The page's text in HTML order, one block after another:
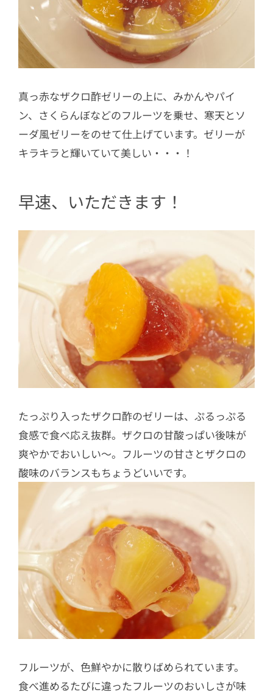
真っ赤なザクロ酢ゼリーの上に、みかんやパイ
ン、さくらんぼなどのフルーツを乗せ、寒天とソ
ーダ風ゼリーをのせて仕上げています。ゼリーが
キラキラと輝いていて美しい・・・！
早速、いただきます！
たっぷり入ったザクロ酢のゼリーは、ぷるっぷる
食感で食べ応え抜群。ザクロの甘酸っぱい後味が
爽やかでおいしい～。フルーツの甘さとザクロの
酸味のバランスもちょうどいいです。
フルーツが、色鮮やかに散りばめられています。
食べ進めるたびに違ったフルーツのおいしさが味